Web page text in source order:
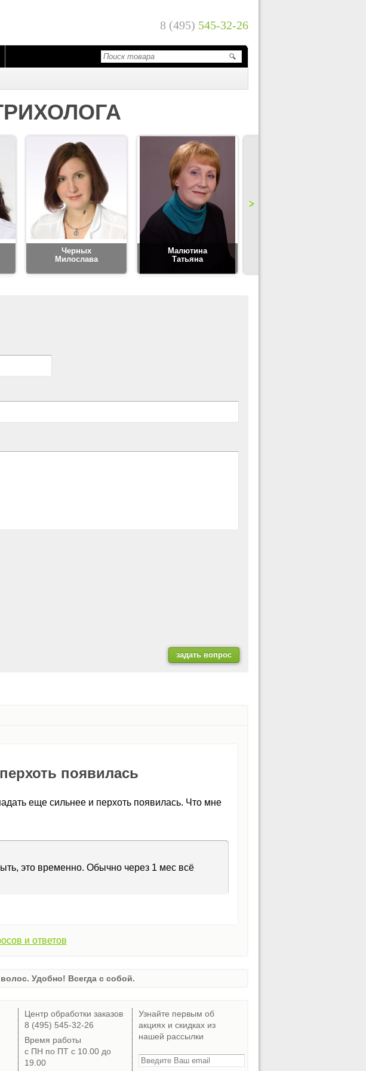
8 (495) 545-32-26
Черных
Милослава
Малютина
Татьяна
появилась
еще сильнее и перхоть появилась. Что мне
это временно. Обычно через 1 мес всё
и ответов
Удобно! Всегда с собой.
Центр обработки заказов
8 (495) 545-32-26
Время работы
с ПН по ПТ с 10.00 до
19.00
Узнайте первым об
акциях и скидках из
нашей рассылки